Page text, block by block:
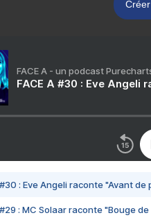
FACE A - un podcast
FACE A #30 : Eve Angeli
#30 : Eve Angeli raconte "Avant de
#29 : MC Solaar raconte "Bouge de